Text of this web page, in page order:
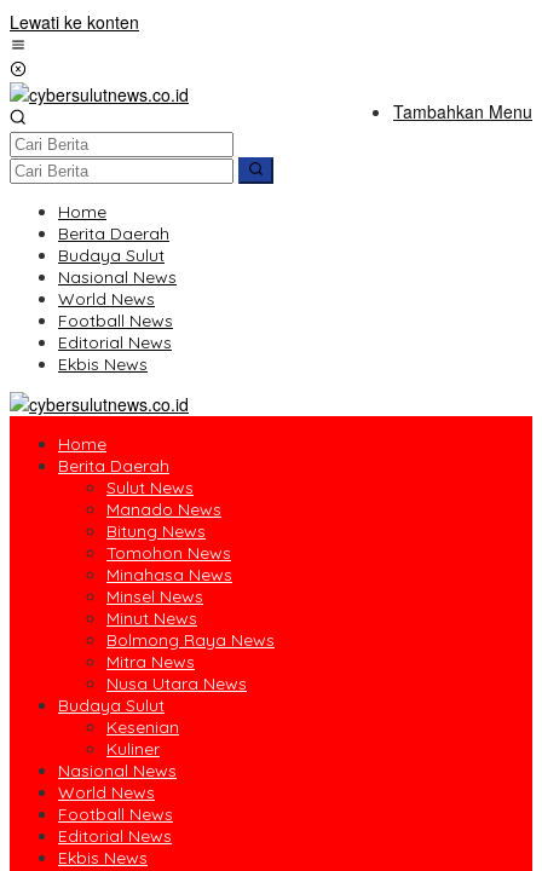
Lewati ke konten
Tambahkan Menu
Home
Berita Daerah
Budaya Sulut
Nasional News
World News
Football News
Editorial News
Ekbis News
Home
Berita Daerah
Sulut News
Manado News
Bitung News
Tomohon News
Minahasa News
Minsel News
Minut News
Bolmong Raya News
Mitra News
Nusa Utara News
Budaya Sulut
Kesenian
Kuliner
Nasional News
World News
Football News
Editorial News
Ekbis News